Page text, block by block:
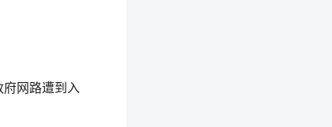
网路遭到入